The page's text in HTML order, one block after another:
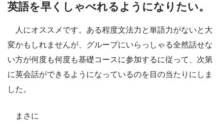
英語を早くしゃべれるようになりたい。
人にオススメです。ある程度文法力と単語力がないと大
変かもしれませんが、グループにいらっしゃる全然話せな
い方が何度も何度も基礎コースに参加するに従って、次第
に英会話ができるようになっているのを目の当たりにしま
した。
まさに